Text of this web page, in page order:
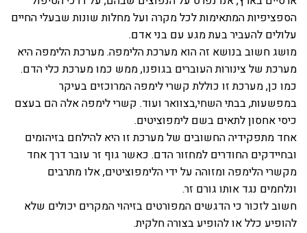
הספציפיות המתאימות לכל מקרה ועל מחלות שונות שבעלי החיים
עלולים להעביר בעת מגע עם בני אדם.
מושג חשוב בנושא זה הוא מערכת הלימפה. מערכת הלימפה היא
מערכת של צינורות העוברים בגופנו, ממש כמו מערכת כלי הדם.
כמו כן, מערכת זו כוללת קשרי לימפה המרוכזים בעיקר
במפשעות, בבתי השחי,בצוואר ועוד. קשרי לימפה אלה הם בעצם
כיסי אחסון לתאים בשם לימפוציטים.
אחד מתפקידיה החשובים של מערכת זו היא להילחם בזיהומים
ובחיידקים החודרים למחזור הדם. כאשר גוף זר עובר דרך אחד
מקשרי הלימפה ומזוהה על ידי הלימפוציטים, אלו מתרבים
ונלחמים נגד אותו גורם זר.
חשוב לזכור כי הדגשים המפורטים בזיהוי המקרים יכולים שלא
להופיע כלל או להופיע בצורה חלקית.